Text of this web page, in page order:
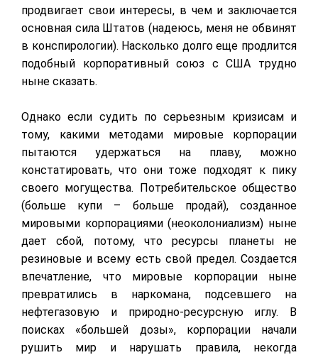
продвигает свои интересы, в чем и заключается
основная сила Штатов (надеюсь, меня не обвинят
в конспирологии). Насколько долго еще продлится
подобный корпоративный союз с США трудно
ныне сказать.
Однако если судить по серьезным кризисам и
тому, какими методами мировые корпорации
пытаются удержаться на плаву, можно
констатировать, что они тоже подходят к пику
своего могущества. Потребительское общество
(больше купи – больше продай), созданное
мировыми корпорациями (неоколониализм) ныне
дает сбой, потому, что ресурсы планеты не
резиновые и всему есть свой предел. Создается
впечатление, что мировые корпорации ныне
превратились в наркомана, подсевшего на
нефтегазовую и природно-ресурсную иглу. В
поисках «большей дозы», корпорации начали
рушить мир и нарушать правила, некогда